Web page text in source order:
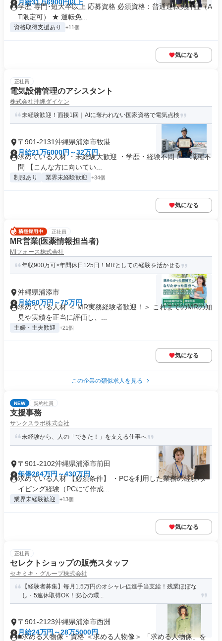
月給31万6900円以上
学歴 専門･短大卒以上 応募資格 必須資格：普通運転免許証（A
T限定可） ★ 運転免...
資格取得支援あり +11個
気になる
正社員
電気設備管理のアシスタント
株式会社沖縄ダイケン
未経験歓迎！面接1回｜AIに奪われない国家資格で電気点検
〒901-2131沖縄県浦添市牧港
月給21万6000円～32万円
求めている人材 ・未経験大歓迎 ・学歴・経験不問！ ・職種不
問 【こんな方に向いてい...
制服あり 業界未経験歓迎 +34個
気になる
正社員
MR営業(医薬情報担当者)
MIフォース株式会社
年収900万可×年間休日125日！MRとしての経験を活かせる
沖縄県浦添市
月給60万円～75万円
求めている人材 ＜ MR実務経験者歓迎！＞ これまでのMRの知
見や実績を正当に評価し、...
主婦・主夫歓迎 +21個
気になる
この企業の類似求人を見る
NEW 契約社員
支援事務
サンクスラボ株式会社
未経験から、人の「できた！」を支える仕事へ
〒901-2102沖縄県浦添市前田
年俸264万円～430万円
求めている人材 【必須条件】 ・PCを利用した業務の経験/タ
イピング経験（PCにて作成...
業界未経験歓迎 +13個
気になる
正社員
セレクトショップの販売スタッフ
セキミキ・グループ株式会社
【経験者募集】毎月1.5万円のオシャレ促進手当支給！残業ほぼな
し・5連休取得OK！安心の環...
〒901-2123沖縄県浦添市西洲
月給24万円～28万5000円
■求める人物像・資格 ＜求める人物像＞ 「求める人物像」を